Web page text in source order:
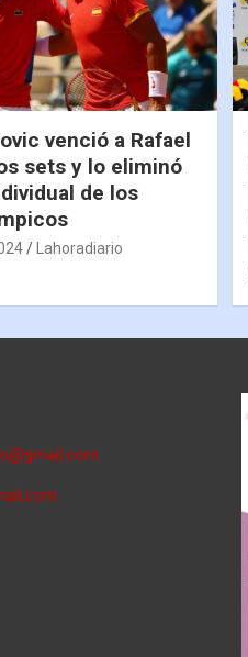
venció a Rafael
sets y lo eliminó
de los
Lahoradiario